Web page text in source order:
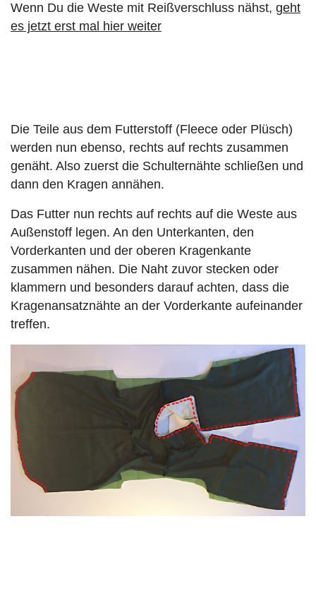
Wenn Du die Weste mit Reißverschluss nähst, geht
es jetzt erst mal hier weiter
Die Teile aus dem Futterstoff (Fleece oder Plüsch)
werden nun ebenso, rechts auf rechts zusammen
genäht. Also zuerst die Schulternähte schließen und
dann den Kragen annähen.
Das Futter nun rechts auf rechts auf die Weste aus
Außenstoff legen. An den Unterkanten, den
Vorderkanten und der oberen Kragenkante
zusammen nähen. Die Naht zuvor stecken oder
klammern und besonders darauf achten, dass die
Kragenansatznähte an der Vorderkante aufeinander
treffen.